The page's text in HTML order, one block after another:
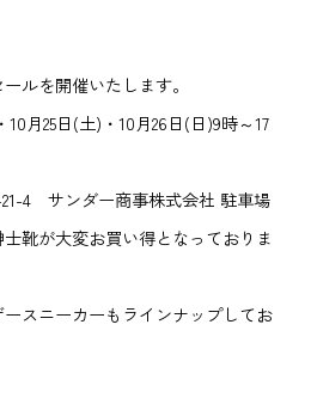
ルを開催いたします。
10月25日(土)・10月26日(日)9時～17
4 サンダー商事株式会社 駐車場
靴が大変お買い得となっておりま
スニーカーもラインナップしてお